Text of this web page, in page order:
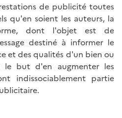
de publicité toutes
qu'en soient les auteurs, la
dont l'objet est de
destiné à informer le
et des qualités d'un bien ou
le but d'en augmenter les
indissociablement partie